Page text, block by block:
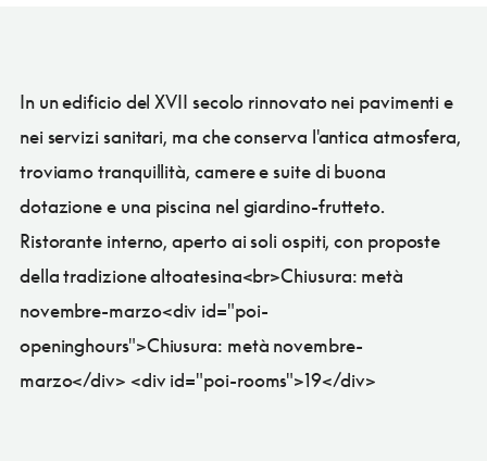
In un edificio del XVII secolo rinnovato nei pavimenti e
nei servizi sanitari, ma che conserva l'antica atmosfera,
troviamo tranquillità, camere e suite di buona
dotazione e una piscina nel giardino-frutteto.
Ristorante interno, aperto ai soli ospiti, con proposte
della tradizione altoatesina<br>Chiusura: metà
novembre-marzo<div id="poi-
openinghours">Chiusura: metà novembre-
marzo</div> <div id="poi-rooms">19</div>